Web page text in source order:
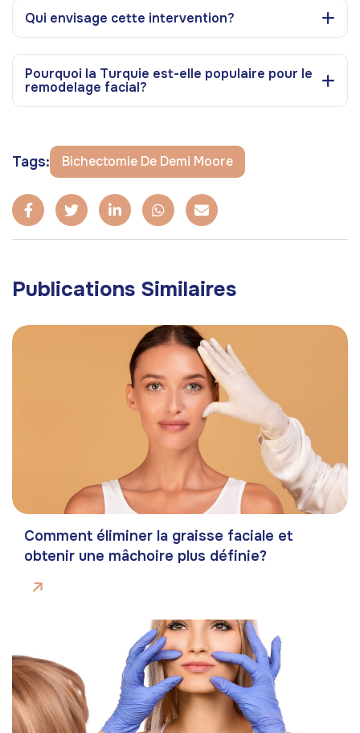
Qui envisage cette intervention?
Pourquoi la Turquie est-elle populaire pour le
remodelage facial?
Tags: Bichectomie De Demi Moore
Publications Similaires
Comment éliminer la graisse faciale et
obtenir une mâchoire plus définie?